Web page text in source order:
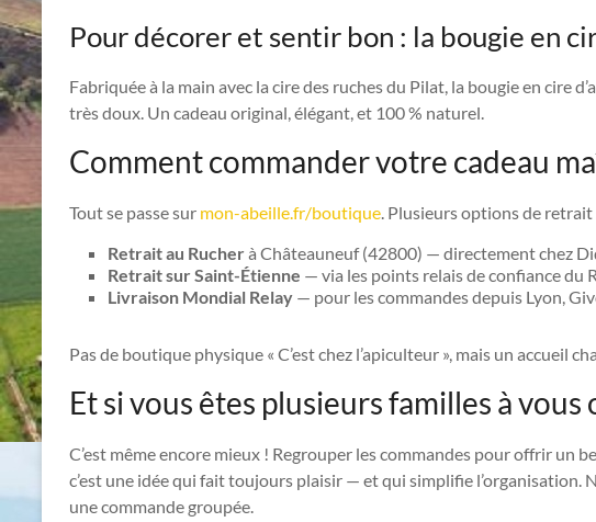
Pour décorer et sentir bon : la bougie en
Fabriquée à la main avec la cire des ruches du Pilat, la bougie en cire
très doux. Un cadeau original, élégant, et 100 % naturel.
Comment commander votre cadeau
Tout se passe sur mon-abeille.fr/boutique. Plusieurs options de
Retrait au Rucherà Châteauneuf (42800) — directement chez
Retrait sur Saint-Étienne — via les points relais de confiance du
Livraison Mondial Relay — pour les commandes depuis Lyon,
Pas de boutique physique « C’est chez l’apiculteur », mais un accueil
Et si vous êtes plusieurs familles à vous
C’est même encore mieux ! Regrouper les commandes pour offrir un
c’est une idée qui fait toujours plaisir — et qui simplifie l’organisation.
une commande groupée.